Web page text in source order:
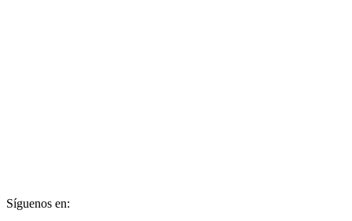
Síguenos en: